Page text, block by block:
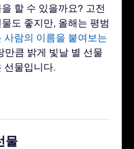
할 수 있을까요? 고전
도 좋지만, 올해는 평범
사람의 이름을 붙여보는
만큼 밝게 빛날 별 선물
선물입니다.
물